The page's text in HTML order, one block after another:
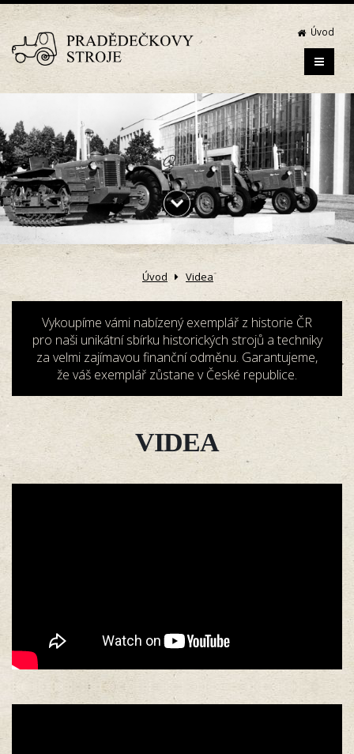
Úvod
Úvod Videa
Vykoupíme vámi nabízený exemplář z historie ČR
pro naši unikátní sbírku historických strojů a techniky
za velmi zajímavou finanční odměnu. Garantujeme,
že váš exemplář zůstane v České republice.
VIDEA